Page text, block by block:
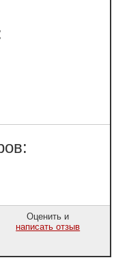
Оценить и
написать отзыв